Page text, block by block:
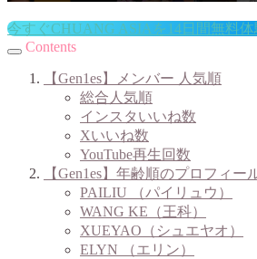
今すぐCHUANG ASIAを14日間無料
Contents
【Gen1es】メンバー 人気順
総合人気順
インスタいいね数
Xいいね数
YouTube再生回数
【Gen1es】年齢順のプロフィー
PAILIU （パイリュウ）
WANG KE（王科）
XUEYAO（シュエヤオ）
ELYN （エリン）